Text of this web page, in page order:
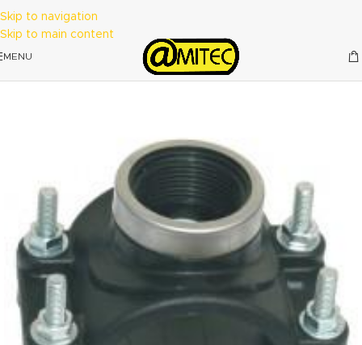
Skip to navigation
Skip to main content
MENU